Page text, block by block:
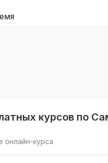
курсов по
онлайн-курса